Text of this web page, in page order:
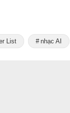
List nhạc AI